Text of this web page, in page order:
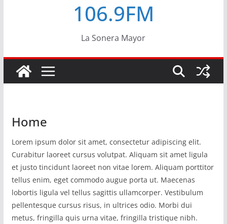
106.9FM
La Sonera Mayor
Home
Lorem ipsum dolor sit amet, consectetur adipiscing elit.
Curabitur laoreet cursus volutpat. Aliquam sit amet ligula
et justo tincidunt laoreet non vitae lorem. Aliquam porttitor
tellus enim, eget commodo augue porta ut. Maecenas
lobortis ligula vel tellus sagittis ullamcorper. Vestibulum
pellentesque cursus risus, in ultrices odio. Morbi dui
metus, fringilla quis urna vitae, fringilla tristique nibh.